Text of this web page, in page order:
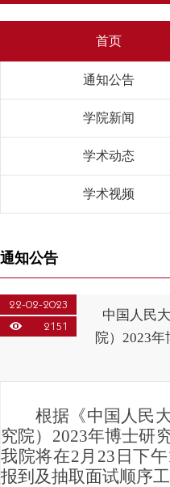
首页
通知公告
学院新闻
学术动态
学术视频
通知公告
22-02-2023
2151
中国人民
院）2023
根据《中国人民
究院）2023年博士研
我院将在2月23日下
报到及抽取面试顺序